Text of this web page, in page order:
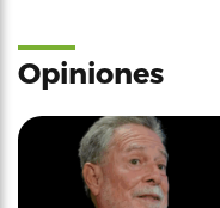
Opiniones